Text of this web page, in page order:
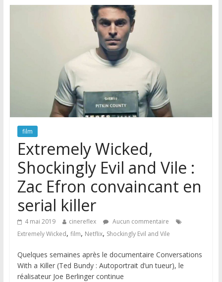
film
Extremely Wicked,
Shockingly Evil and Vile :
Zac Efron convaincant en
serial killer
4 mai 2019 cinereflex
Aucun commentaire
Extremely Wicked, film, Netflix, Shockingly Evil and Vile
Quelques semaines après le documentaire Conversations
With a Killer (Ted Bundy : Autoportrait d’un tueur), le
réalisateur Joe Berlinger continue